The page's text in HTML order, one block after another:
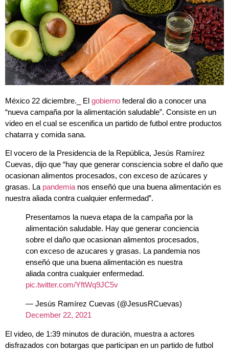
México 22 diciembre._ El gobierno federal dio a conocer una
“nueva campaña por la alimentación saludable”. Consiste en un
video en el cual se escenifica un partido de futbol entre productos
chatarra y comida sana.
El vocero de la Presidencia de la República, Jesús Ramírez
Cuevas, dijo que “hay que generar consciencia sobre el daño que
ocasionan alimentos procesados, con exceso de azúcares y
grasas. La pandemia nos enseñó que una buena alimentación es
nuestra aliada contra cualquier enfermedad”.
Presentamos la nueva etapa de la campaña por la
alimentación saludable. Hay que generar conciencia
sobre el daño que ocasionan alimentos procesados,
con exceso de azucares y grasas. La pandemia nos
enseñó que una buena alimentación es nuestra
aliada contra cualquier enfermedad.
pic.twitter.com/YftWq9JC5v
— Jesús Ramírez Cuevas (@JesusRCuevas)
December 22, 2021
El video, de 1:39 minutos de duración, muestra a actores
disfrazados con botargas que participan en un partido de futbol